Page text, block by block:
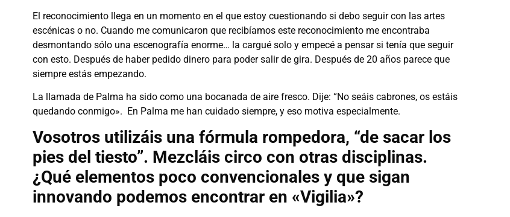
El reconocimiento llega en un momento en el que estoy cuestionando si debo seguir con las artes
escénicas o no. Cuando me comunicaron que recibíamos este reconocimiento me encontraba
desmontando sólo una escenografía enorme… la cargué solo y empecé a pensar si tenía que seguir
con esto. Después de haber pedido dinero para poder salir de gira. Después de 20 años parece que
siempre estás empezando.
La llamada de Palma ha sido como una bocanada de aire fresco. Dije: “No seáis cabrones, os estáis
quedando conmigo». En Palma me han cuidado siempre, y eso motiva especialmente.
Vosotros utilizáis una fórmula rompedora, “de sacar los
pies del tiesto”. Mezcláis circo con otras disciplinas.
¿Qué elementos poco convencionales y que sigan
innovando podemos encontrar en «Vigilia»?